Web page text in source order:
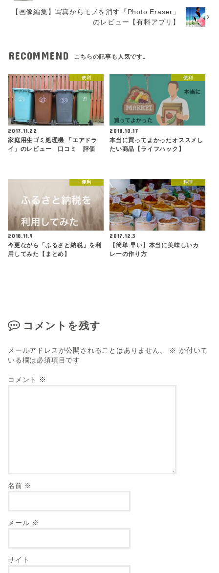
【画像編集】写真からモノを消す「Photo Eraser」
のレビュー【有料アプリ】
RECOMMEND こちらの記事も人気です。
便利
2017.11.22
家庭用生ゴミ処理機 「エアドラ
イ」のレビュー 口コミ 評価
便利
2018.10.17
本当に買ってよかったオススメし
たい商品【ライフハック】
便利
2018.11.9
今更ながら「ふるさと納税」を利
用してみた【まとめ】
料理
2017.12.3
【簡単 早い】本当に美味しいカ
レーの作り方
コメントを残す
メールアドレスが公開されることはありません。 ※ が付いて
いる欄は必須項目です
コメント ※
名前 ※
メール ※
サイト